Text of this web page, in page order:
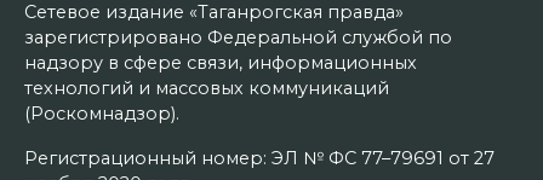
Сетевое издание «Таганрогская правда»
зарегистрировано Федеральной службой по
надзору в сфере связи, информационных
технологий и массовых коммуникаций
(Роскомнадзор).
Регистрационный номер: ЭЛ № ФС 77–79691 от 27